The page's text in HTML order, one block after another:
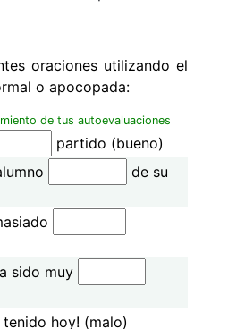
oraciones utilizando el
o apocopada:
de tus autoevaluaciones
partido (bueno)
de su
sido muy
tenido hoy! (malo)